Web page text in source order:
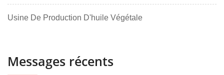
Usine De Production D'huile Végétale
Messages récents